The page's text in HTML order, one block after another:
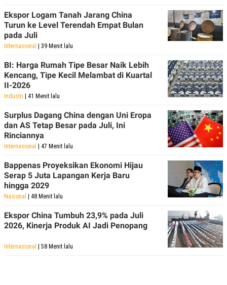
Ekspor Logam Tanah Jarang China
Turun ke Level Terendah Empat Bulan
pada Juli
Internasional | 39 Menit lalu
BI: Harga Rumah Tipe Besar Naik Lebih
Kencang, Tipe Kecil Melambat di Kuartal
II-2026
Industri | 41 Menit lalu
Surplus Dagang China dengan Uni Eropa
dan AS Tetap Besar pada Juli, Ini
Rinciannya
Internasional | 47 Menit lalu
Bappenas Proyeksikan Ekonomi Hijau
Serap 5 Juta Lapangan Kerja Baru
hingga 2029
Nasional | 48 Menit lalu
Ekspor China Tumbuh 23,9% pada Juli
2026, Kinerja Produk AI Jadi Penopang
Internasional | 58 Menit lalu